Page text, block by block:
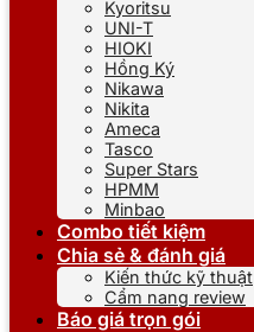
Kyoritsu
UNI-T
HIOKI
Hồng Ký
Nikawa
Nikita
Ameca
Tasco
Super Stars
HPMM
Minbao
Combo tiết kiệm
Chia sẻ & đánh giá
Kiến thức kỹ thuật
Cẩm nang review
Báo giá trọn gói